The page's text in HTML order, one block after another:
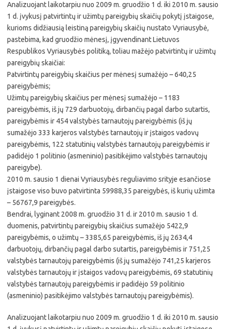
Analizuojant laikotarpiu nuo 2009 m. gruodžio 1 d. iki 2010 m. sausio
1 d. įvykusį patvirtintų ir užimtų pareigybių skaičių pokytį įstaigose,
kurioms didžiausią leistiną pareigybių skaičių nustato Vyriausybė,
pastebima, kad gruodžio mėnesį, įgyvendinant Lietuvos
Respublikos Vyriausybės politiką, toliau mažėjo patvirtintų ir užimtų
pareigybių skaičiai:
Patvirtintų pareigybių skaičius per mėnesį sumažėjo – 640,25
pareigybėmis;
Užimtų pareigybių skaičius per mėnesį sumažėjo – 1183
pareigybėmis, iš jų 729 darbuotojų, dirbančių pagal darbo sutartis,
pareigybėmis ir 454 valstybės tarnautojų pareigybėmis (iš jų
sumažėjo 333 karjeros valstybės tarnautojų ir įstaigos vadovų
pareigybėmis, 122 statutinių valstybės tarnautojų pareigybėmis ir
padidėjo 1 politinio (asmeninio) pasitikėjimo valstybės tarnautojų
pareigybe).
2010 m. sausio 1 dienai Vyriausybės reguliavimo srityje esančiose
įstaigose viso buvo patvirtinta 59988,35 pareigybės, iš kurių užimta
– 56767,9 pareigybės.
Bendrai, lyginant 2008 m. gruodžio 31 d. ir 2010 m. sausio 1 d.
duomenis, patvirtintų pareigybių skaičius sumažėjo 5422,9
pareigybėmis, o užimtų – 3385,65 pareigybėmis, iš jų 2634,4
darbuotojų, dirbančių pagal darbo sutartis, pareigybėmis ir 751,25
valstybės tarnautojų pareigybėmis (iš jų sumažėjo 741,25 karjeros
valstybės tarnautojų ir įstaigos vadovų pareigybėmis, 69 statutinių
valstybės tarnautojų pareigybėmis ir padidėjo 59 politinio
(asmeninio) pasitikėjimo valstybės tarnautojų pareigybėmis).
Analizuojant laikotarpiu nuo 2009 m. gruodžio 1 d. iki 2010 m. sausio